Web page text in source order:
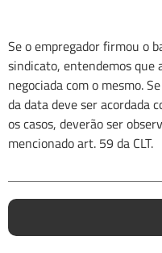
Se o empregador firmou o
sindicato, entendemos que
negociada com o mesmo.
da data deve ser acordada
os casos, deverão ser
mencionado art. 59 da CLT.